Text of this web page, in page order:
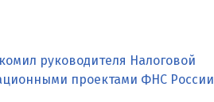
руководителя Налоговой
проектами ФНС России